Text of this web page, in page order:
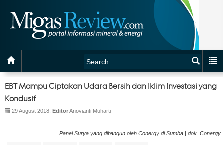
EBT Mampu Ciptakan Udara Bersih dan Iklim Investasi yang
Kondusif
29 August 2018, EditorAnovianti Muharti
Panel Surya yang dibangun oleh Conergy di Sumba | dok. Conergy